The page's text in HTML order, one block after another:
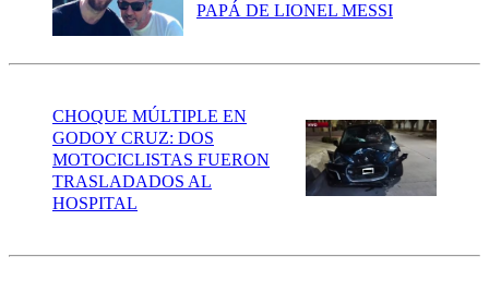
PAPÁ DE LIONEL MESSI
CHOQUE MÚLTIPLE EN
GODOY CRUZ: DOS
MOTOCICLISTAS FUERON
TRASLADADOS AL
HOSPITAL